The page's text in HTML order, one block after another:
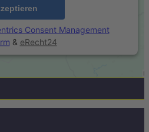
Consent Management
& eRecht24